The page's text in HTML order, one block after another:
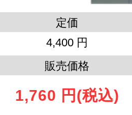
定価
4,400 円
販売価格
1,760 円 (税込)